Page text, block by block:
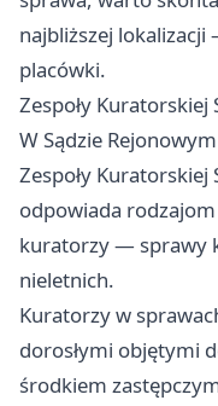
najbliższej lokalizacji
placówki.
Zespoły Kuratorskiej
W Sądzie
Zespoły Kuratorskiej
odpowiada
kuratorzy — sprawy
nieletnich.
Kuratorzy w
dorosłymi objętymi
środkiem